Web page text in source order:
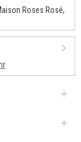
Roses Rosé,